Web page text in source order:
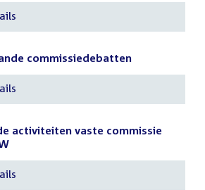
commissiedebatten
activiteiten vaste commissie